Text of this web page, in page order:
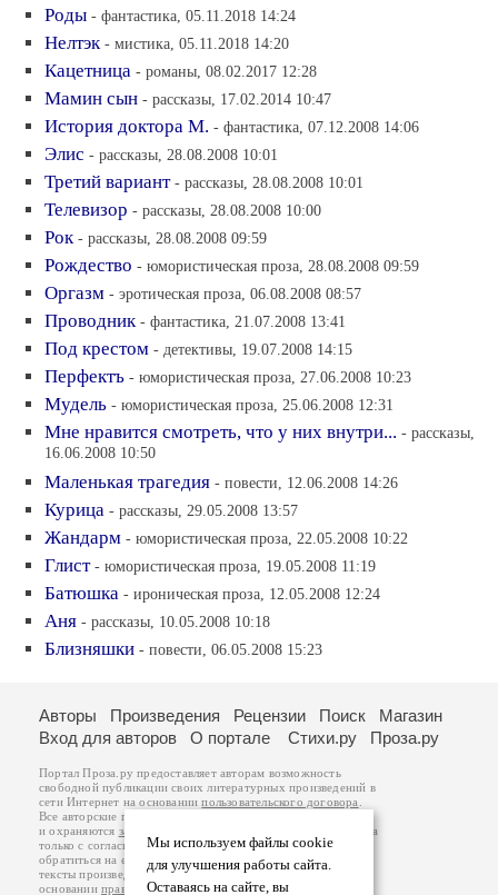
Роды - фантастика, 05.11.2018 14:24
Нелтэк - мистика, 05.11.2018 14:20
Кацетница - романы, 08.02.2017 12:28
Мамин сын - рассказы, 17.02.2014 10:47
История доктора М. - фантастика, 07.12.2008 14:06
Элис - рассказы, 28.08.2008 10:01
Третий вариант - рассказы, 28.08.2008 10:01
Телевизор - рассказы, 28.08.2008 10:00
Рок - рассказы, 28.08.2008 09:59
Рождество - юмористическая проза, 28.08.2008 09:59
Оргазм - эротическая проза, 06.08.2008 08:57
Проводник - фантастика, 21.07.2008 13:41
Под крестом - детективы, 19.07.2008 14:15
Перфектъ - юмористическая проза, 27.06.2008 10:23
Мудель - юмористическая проза, 25.06.2008 12:31
Мне нравится смотреть, что у них внутри... - рассказы,
16.06.2008 10:50
Маленькая трагедия - повести, 12.06.2008 14:26
Курица - рассказы, 29.05.2008 13:57
Жандарм - юмористическая проза, 22.05.2008 10:22
Глист - юмористическая проза, 19.05.2008 11:19
Батюшка - ироническая проза, 12.05.2008 12:24
Аня - рассказы, 10.05.2008 10:18
Близняшки - повести, 06.05.2008 15:23
Мы используем файлы cookie
для улучшения работы сайта.
Оставаясь на сайте, вы
Авторы Произведения Рецензии Поиск
Магазин
Вход для авторов
О портале Стихи.ру Проза.ру
Портал Проза.ру предоставляет авторам возможность
свободной публикации своих литературных произведений в
сети Интернет на основаниипользовательского договора
Все авторские права на произведения принадлежат авторам
и охраняются законом
. Перепечатка произведений возможна
только с согласия его автора, к которому вы можете
обратиться на его авторской странице. Ответственность за
тексты произведений авторы несут самостоятельно на
основанииправил публикацииизаконодательства